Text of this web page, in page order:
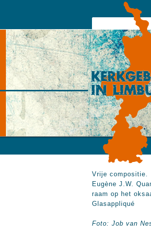
Vrije compositie.
Eugène J.W.
raam op het
Glasappliqué
Foto: Job van